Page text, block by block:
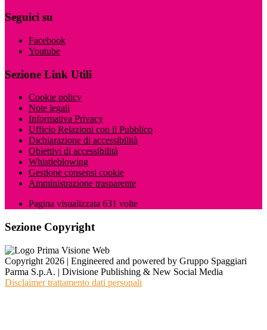
Seguici su
Facebook
Youtube
Sezione Link Utili
Cookie policy
Note legali
Informativa Privacy
Ufficio Relazioni con il Pubblico
Dichiarazione di accessibilità
Obiettivi di accessibilità
Whistleblowing
Gestione consensi cookie
Amministrazione trasparente
Pagina visualizzata 631 volte
Sezione Copyright
Copyright 2026 | Engineered and powered by Gruppo Spaggiari
Parma S.p.A. | Divisione Publishing & New Social Media
Disclaimer trattamento dati personali